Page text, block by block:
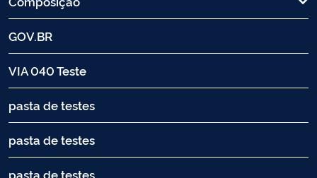
GOV.BR
VIA 040 Teste
pasta de testes
pasta de testes
pasta de testes